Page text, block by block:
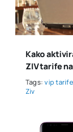
Kako
ZIV tarife
Tags:vip
Ziv